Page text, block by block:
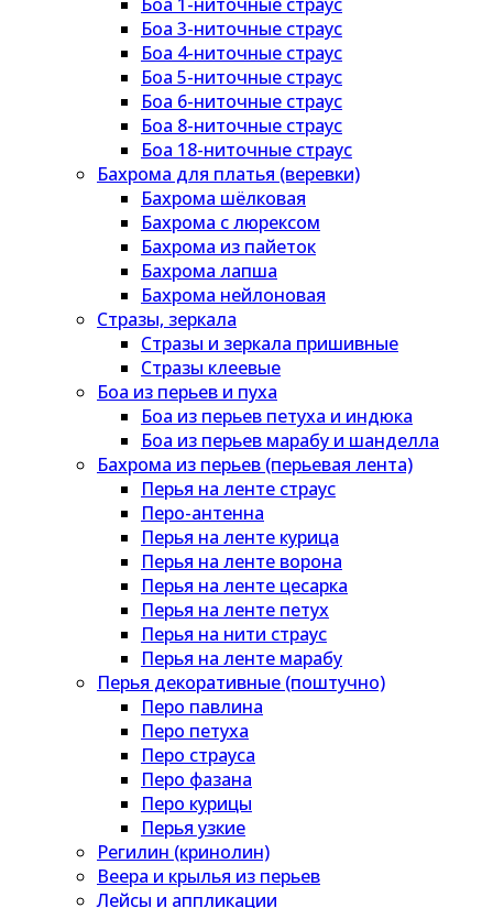
Боа 3-ниточные страус
Боа 4-ниточные страус
Боа 5-ниточные страус
Боа 6-ниточные страус
Боа 8-ниточные страус
Боа 18-ниточные страус
Бахрома для платья (веревки)
Бахрома шёлковая
Бахрома с люрексом
Бахрома из пайеток
Бахрома лапша
Бахрома нейлоновая
Стразы, зеркала
Стразы и зеркала пришивные
Стразы клеевые
Боа из перьев и пуха
Боа из перьев петуха и индюка
Боа из перьев марабу и шанделла
Бахрома из перьев (перьевая лента)
Перья на ленте страус
Перо-антенна
Перья на ленте курица
Перья на ленте ворона
Перья на ленте цесарка
Перья на ленте петух
Перья на нити страус
Перья на ленте марабу
Перья декоративные (поштучно)
Перо павлина
Перо петуха
Перо страуса
Перо фазана
Перо курицы
Перья узкие
Регилин (кринолин)
Веера и крылья из перьев
Лейсы и аппликации